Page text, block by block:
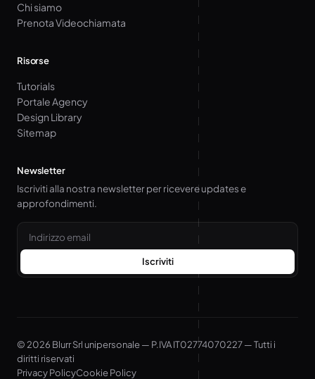
Chi siamo
Prenota Videochiamata
Risorse
Tutorials
Portale Agency
Design Library
Sitemap
Newsletter
Iscriviti alla nostra newsletter per ricevere updates e
approfondimenti.
Email
Iscriviti
© 2026 Blurr Srl unipersonale — P.IVA IT02774070227 — Tutti i
diritti riservati
Privacy PolicyCookie Policy